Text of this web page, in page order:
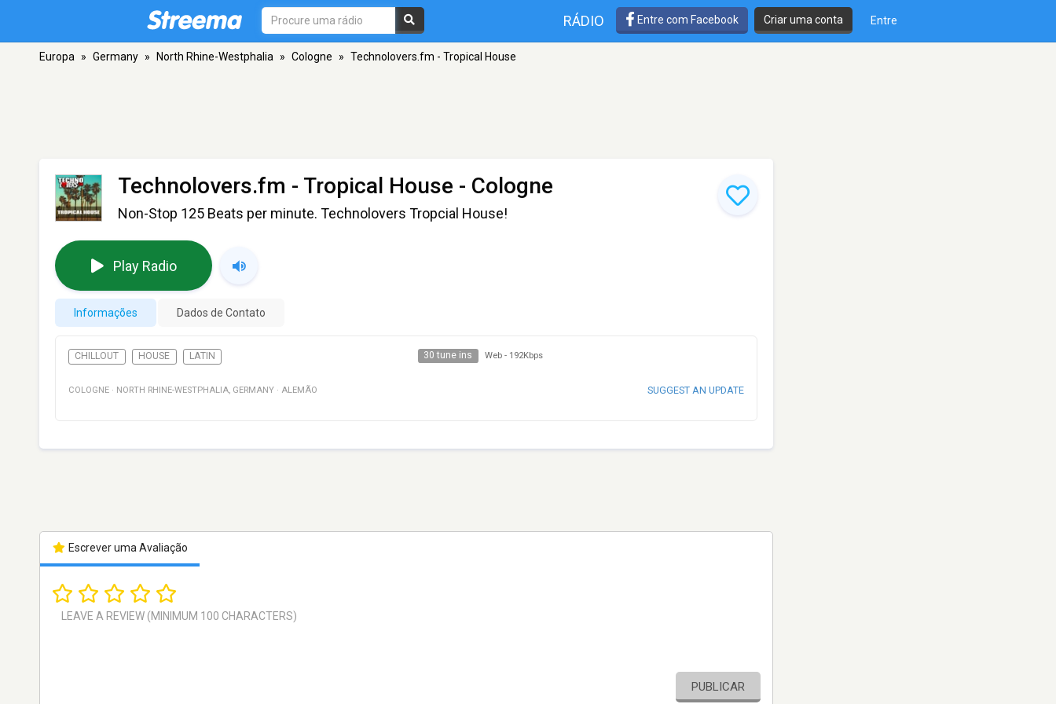
RÁDIO Entre com Facebook Criar uma conta Entre
Europa » Germany » North Rhine-Westphalia » Cologne » Technolovers.fm - Tropical House
Technolovers.fm - Tropical House - Cologne
Non-Stop 125 Beats per minute. Technolovers Tropcial House!
Play Radio
Informações Dados de Contato
CHILLOUT HOUSE LATIN 30 tune ins Web - 192Kbps
COLOGNE · NORTH RHINE-WESTPHALIA, GERMANY · ALEMÃO SUGGEST AN UPDATE
Escrever uma Avaliação
PUBLICAR